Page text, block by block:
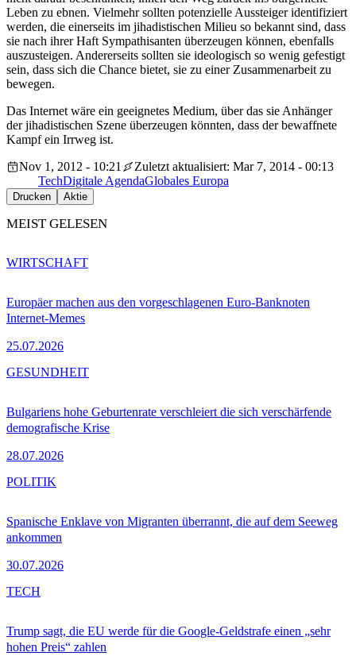
Leben zu ebnen. Vielmehr sollten potenzielle Aussteiger identifiziert
werden, die einerseits im jihadistischen Milieu so bekannt sind, dass
sie nach ihrer Haft Sympathisanten überzeugen können, ebenfalls
auszusteigen. Andererseits sollten sie ideologisch so wenig gefestigt
sein, dass sich die Chance bietet, sie zu einer Zusammenarbeit zu
bewegen.
Das Internet wäre ein geeignetes Medium, über das sie Anhänger
der jihadistischen Szene überzeugen könnten, dass der bewaffnete
Kampf ein Irrweg ist.
Nov 1, 2012 - 10:21
Zuletzt aktualisiert: Mar 7, 2014 - 00:13
TechDigitale AgendaGlobales Europa
Drucken Aktie
MEIST GELESEN
Europäer machen aus den vorgeschlagenen Euro-Banknoten
Internet-Memes
25.07.2026
WIRTSCHAFT
Bulgariens hohe Geburtenrate verschleiert die sich verschärfende
demografische Krise
28.07.2026
GESUNDHEIT
Spanische Enklave von Migranten überrannt, die auf dem Seeweg
ankommen
30.07.2026
POLITIK
Trump sagt, die EU werde für die Google-Geldstrafe einen „sehr
hohen Preis“ zahlen
TECH